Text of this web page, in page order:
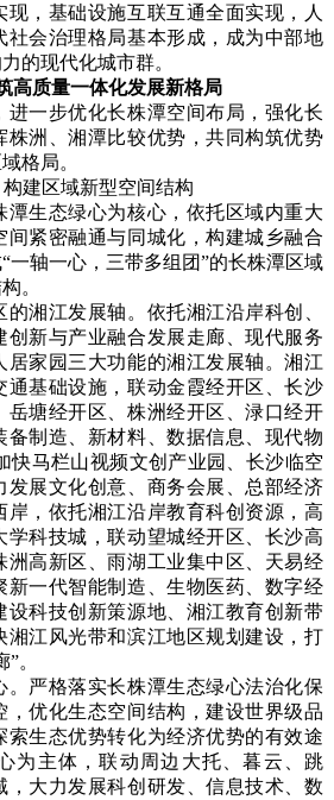
，基础设施互联互通全面实现，人
社会治理格局基本形成，成为中部地
的现代化城市群。
高质量一体化发展新格局
进一步优化长株潭空间布局，强化长
株洲、湘潭比较优势，共同构筑优势
格局。
建区域新型空间结构
潭生态绿心为核心，依托区域内重大
间紧密融通与同城化，构建城乡融合
一轴一心，三带多组团”的长株潭区域
。
湘江发展轴。依托湘江沿岸科创、
创新与产业融合发展走廊、现代服务
居家园三大功能的湘江发展轴。湘江
通基础设施，联动金霞经开区、长沙
岳塘经开区、株洲经开区、渌口经开
备制造、新材料、数据信息、现代物
快马栏山视频文创产业园、长沙临空
发展文化创意、商务会展、总部经济
岸，依托湘江沿岸教育科创资源，高
学科技城，联动望城经开区、长沙高
洲高新区、雨湖工业集中区、天易经
新一代智能制造、生物医药、数字经
设科技创新策源地、湘江教育创新带
湘江风光带和滨江地区规划建设，打
。
。严格落实长株潭生态绿心法治化保
，优化生态空间结构，建设世界级品
索生态优势转化为经济优势的有效途
为主体，联动周边大托、暮云、跳
，大力发展科创研发、信息技术、数